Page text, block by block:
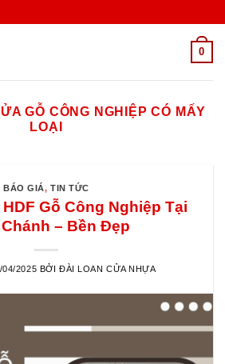
0
GỖ CÔNG NGHIỆP CÓ MẤY
LOẠI
BÁO GIÁ,TIN TỨC
Gỗ Công Nghiệp Tại
– Bền Đẹp
04/2025 BỞI ĐÀI LOAN CỬA NHỰA